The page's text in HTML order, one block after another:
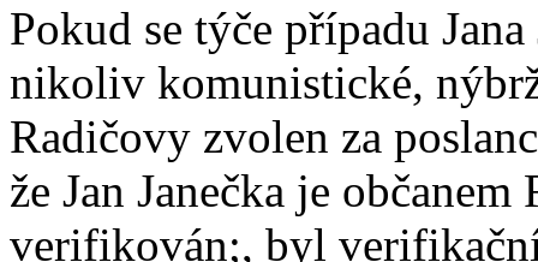
Pokud se týče případu
nikoliv komunistické,
Radičovy zvolen za
že Jan Janečka je
verifikován;, byl